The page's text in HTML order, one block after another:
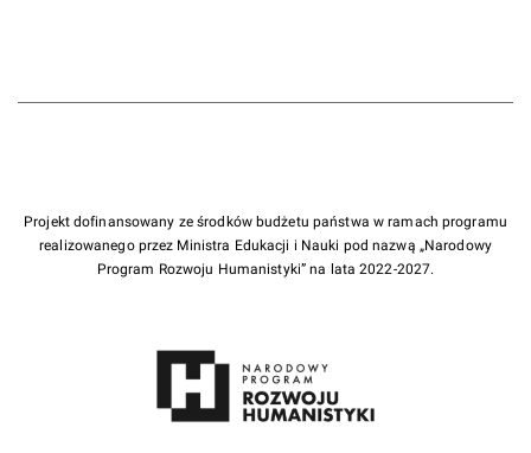
Projekt dofinansowany ze środków budżetu państwa w ramach programu
realizowanego przez Ministra Edukacji i Nauki pod nazwą „Narodowy
Program Rozwoju Humanistyki” na lata 2022-2027.